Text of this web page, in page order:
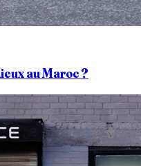
au Maroc ?